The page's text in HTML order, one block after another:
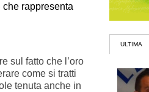
che rappresenta
sul fatto che l’oro
come si tratti
tenuta anche in
ULTIMA